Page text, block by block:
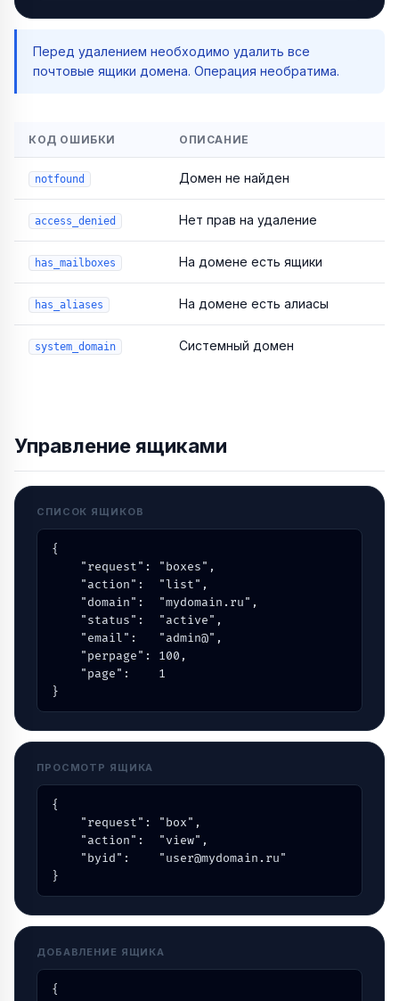
Перед удалением необходимо удалить все
почтовые ящики домена. Операция необратима.
КОД ОШИБКИ ОПИСАНИЕ
notfound Домен не найден
access_denied Нет прав на удаление
has_mailboxes На домене есть ящики
has_aliases На домене есть алиасы
system_domain Системный домен
Управление ящиками
СПИСОК ЯЩИКОВ
{
    "request": "boxes",
    "action":  "list",
    "domain":  "mydomain.ru",
    "status":  "active",
    "email":   "admin@",
    "perpage": 100,
    "page":    1
}
ПРОСМОТР ЯЩИКА
{
    "request": "box",
    "action":  "view",
    "byid":    "user@mydomain.ru"
}
ДОБАВЛЕНИЕ ЯЩИКА
{